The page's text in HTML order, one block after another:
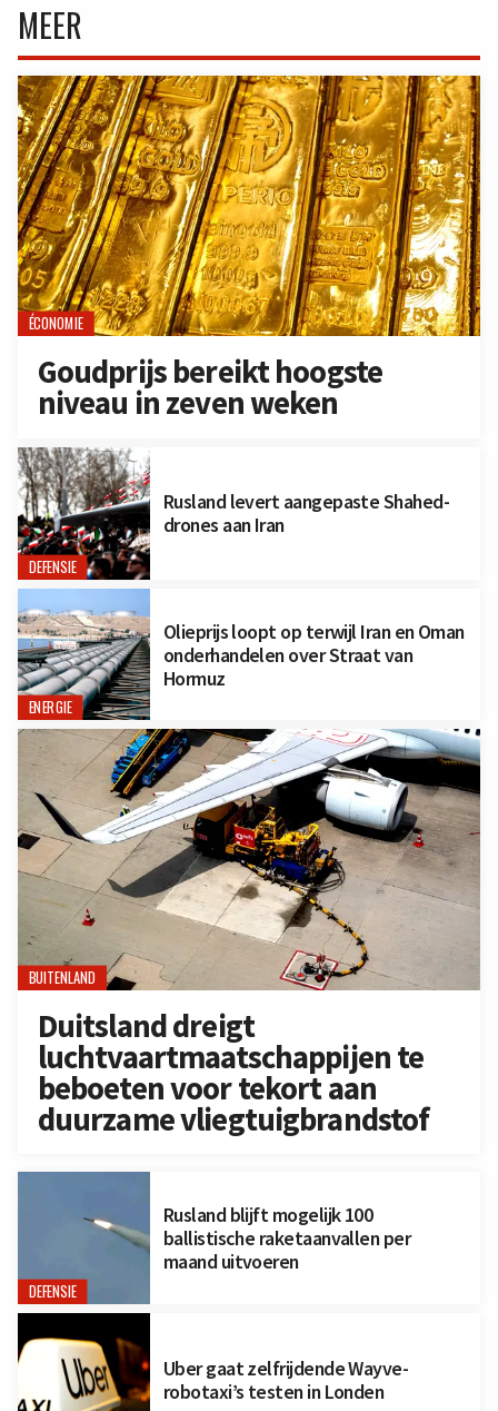
MEER
ÉCONOMIE
Goudprijs bereikt hoogste
niveau in zeven weken
DEFENSIE
Rusland levert aangepaste Shahed-
drones aan Iran
ENERGIE
Olieprijs loopt op terwijl Iran en Oman
onderhandelen over Straat van
Hormuz
BUITENLAND
Duitsland dreigt
luchtvaartmaatschappijen te
beboeten voor tekort aan
duurzame vliegtuigbrandstof
DEFENSIE
Rusland blijft mogelijk 100
ballistische raketaanvallen per
maand uitvoeren
Uber gaat zelfrijdende Wayve-
robotaxi’s testen in Londen